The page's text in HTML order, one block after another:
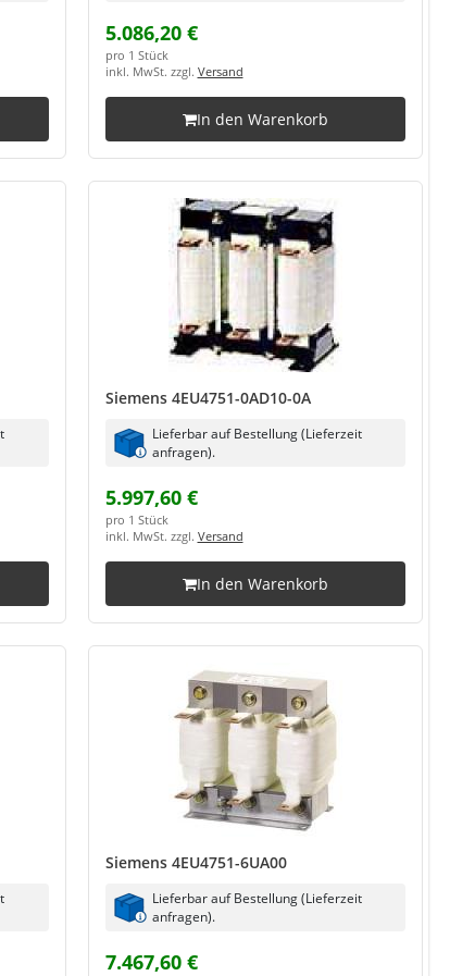
5.086,20 €
pro 1 Stück
inkl. MwSt. zzgl. Versand
In den Warenkorb
Siemens 4EU4751-0AD10-0A
Lieferbar auf Bestellung (Lieferzeit
anfragen).
5.997,60 €
pro 1 Stück
inkl. MwSt. zzgl. Versand
In den Warenkorb
Siemens 4EU4751-6UA00
Lieferbar auf Bestellung (Lieferzeit
anfragen).
7.467,60 €